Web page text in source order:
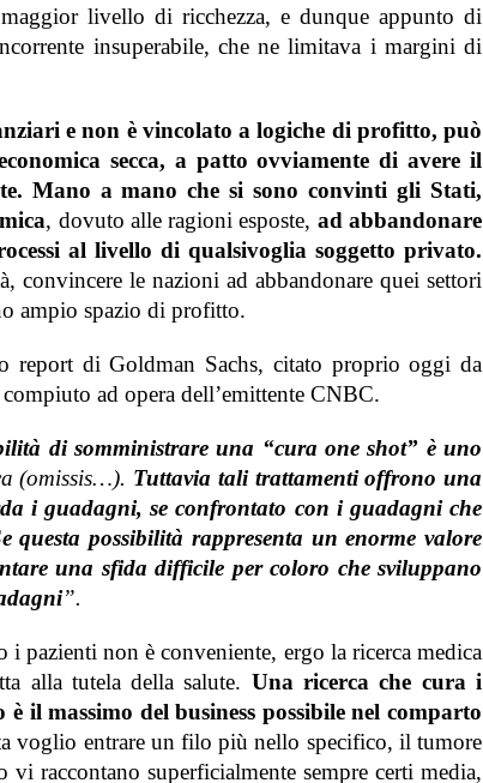
livello di ricchezza, e dunque appunto di
insuperabile, che ne limitava i margini di
e non è vincolato a logiche di profitto, può
secca, a patto ovviamente di avere il
Mano a mano che si sono convinti gli Stati,
, dovuto alle ragioni esposte, ad abbandonare
al livello di qualsivoglia soggetto privato.
convincere le nazioni ad abbandonare quei settori
ampio spazio di profitto.
report di Goldman Sachs, citato proprio oggi da
ad opera dell’emittente CNBC.
di somministrare una “cura one shot” è uno
(omissis…). Tuttavia tali trattamenti offrono una
i guadagni, se confrontato con i guadagni che
questa possibilità rappresenta un enorme valore
una sfida difficile per coloro che sviluppano
”.
i pazienti non è conveniente, ergo la ricerca medica
alla tutela della salute. Una ricerca che cura i
il massimo del business possibile nel comparto
voglio entrare un filo più nello specifico, il tumore
raccontano superficialmente sempre certi media,